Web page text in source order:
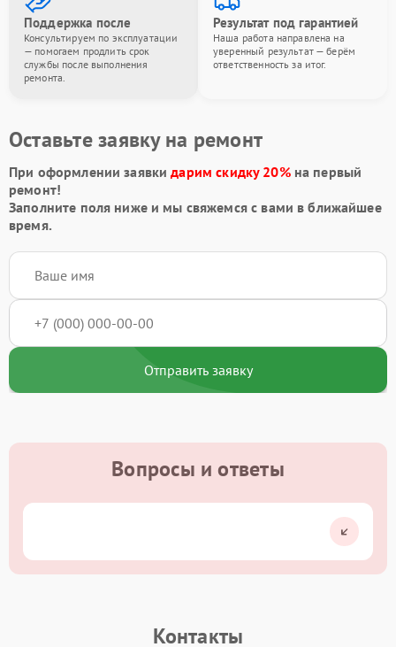
Поддержка после
Консультируем по эксплуатации
— помогаем продлить срок
службы после выполнения
ремонта.
Результат под гарантией
Наша работа направлена на
уверенный результат — берём
ответственность за итог.
Оставьте заявку на ремонт
При оформлении заявкидарим скидку 20%на первый
ремонт!
Заполните поля ниже и мы свяжемся с вами в ближайшее
время.
Отправить заявку
Вопросы и ответы
Контакты